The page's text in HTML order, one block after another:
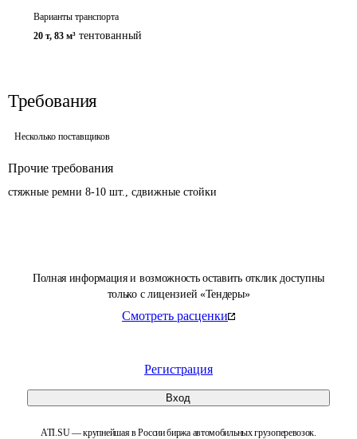
Полная информация и возможность оставить отклик доступны
только с лицензией «Тендеры»
Смотреть расценки
Регистрация
Вход
ATI.SU — крупнейшая в России биржа автомобильных грузоперевозок.
Варианты транспорта
20 т, 83 м³ тентованный
Требования
Несколько поставщиков
Прочие требования
стяжные ремни 8-10 шт., сдвижные стойки